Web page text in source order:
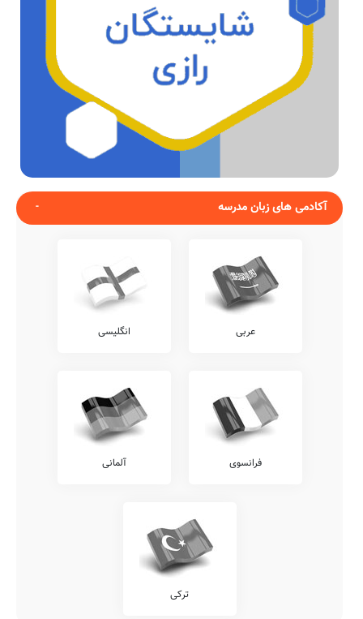
آکادمی های زبان مدرسه
عربی انگلیسی
فرانسوی آلمانی
ترکی